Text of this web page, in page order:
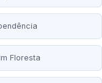
Floresta